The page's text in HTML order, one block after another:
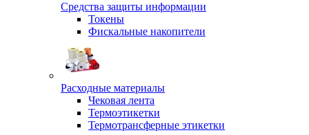
Средства защиты информации
Токены
Фискальные накопители
Расходные материалы
Чековая лента
Термоэтикетки
Термотрансферные этикетки